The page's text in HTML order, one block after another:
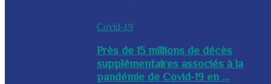
Covid-19
Près de 15 millions de décès
supplémentaires associés à la
pandémie de Covid-19 en ...